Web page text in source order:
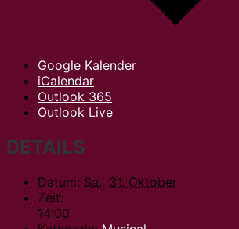
Google Kalender
iCalendar
Outlook 365
Outlook Live
DETAILS
Datum: Sa., 31. Oktober
Zeit:
14:00